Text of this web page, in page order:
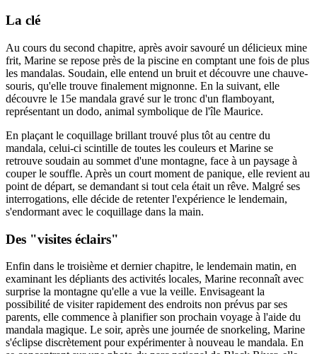
La clé
Au cours du second chapitre, après avoir savouré un délicieux mine
frit, Marine se repose près de la piscine en comptant une fois de plus
les mandalas. Soudain, elle entend un bruit et découvre une chauve-
souris, qu'elle trouve finalement mignonne. En la suivant, elle
découvre le 15e mandala gravé sur le tronc d'un flamboyant,
représentant un dodo, animal symbolique de l'île Maurice.
En plaçant le coquillage brillant trouvé plus tôt au centre du
mandala, celui-ci scintille de toutes les couleurs et Marine se
retrouve soudain au sommet d'une montagne, face à un paysage à
couper le souffle. Après un court moment de panique, elle revient au
point de départ, se demandant si tout cela était un rêve. Malgré ses
interrogations, elle décide de retenter l'expérience le lendemain,
s'endormant avec le coquillage dans la main.
Des "visites éclairs"
Enfin dans le troisième et dernier chapitre, le lendemain matin, en
examinant les dépliants des activités locales, Marine reconnaît avec
surprise la montagne qu'elle a vue la veille. Envisageant la
possibilité de visiter rapidement des endroits non prévus par ses
parents, elle commence à planifier son prochain voyage à l'aide du
mandala magique. Le soir, après une journée de snorkeling, Marine
s'éclipse discrètement pour expérimenter à nouveau le mandala. En